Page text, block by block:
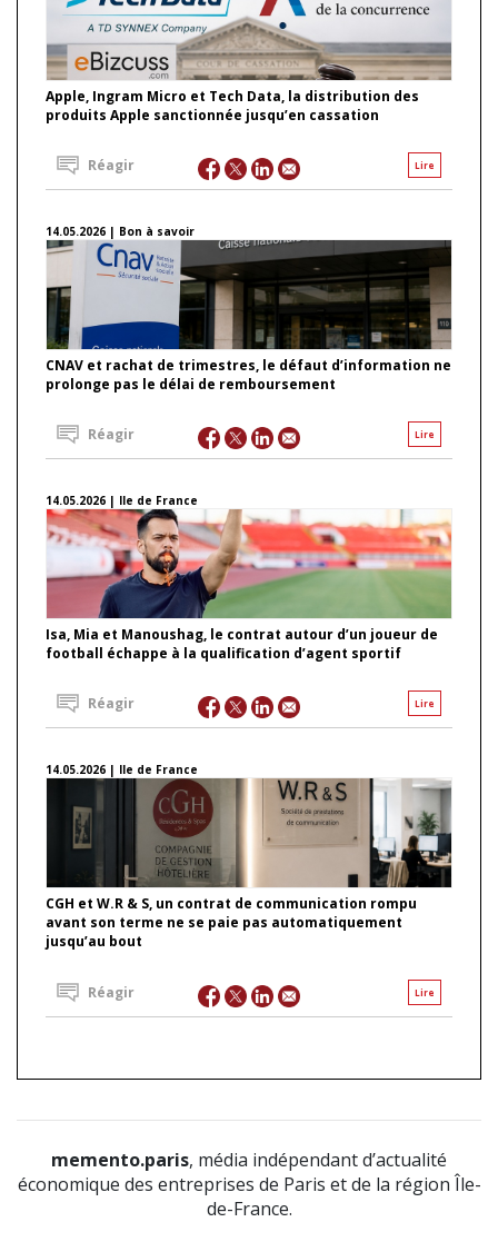
Apple, Ingram Micro et Tech Data, la distribution des
produits Apple sanctionnée jusqu’en cassation
Lire
Réagir
14.05.2026 | Bon à savoir
CNAV et rachat de trimestres, le défaut d’information ne
prolonge pas le délai de remboursement
Lire
Réagir
14.05.2026 | Ile de France
Isa, Mia et Manoushag, le contrat autour d’un joueur de
football échappe à la qualification d’agent sportif
Lire
Réagir
14.05.2026 | Ile de France
CGH et W.R & S, un contrat de communication rompu
avant son terme ne se paie pas automatiquement
jusqu’au bout
Lire
Réagir
memento.paris, média indépendant d’actualité
économique des entreprises de Paris et de la région Île-
de-France.